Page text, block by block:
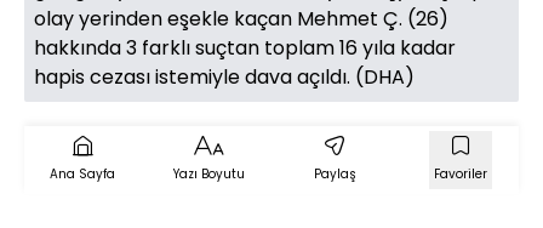
olay yerinden eşekle kaçan Mehmet Ç. (26)
hakkında 3 farklı suçtan toplam 16 yıla kadar
hapis cezası istemiyle dava açıldı. (DHA)
Ana Sayfa Yazı Boyutu Paylaş Favoriler